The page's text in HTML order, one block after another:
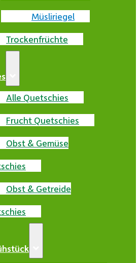
Müsliriegel
Trockenfrüchte
Alle Quetschies
Frucht Quetschies
Obst & Gemüse
Obst & Getreide